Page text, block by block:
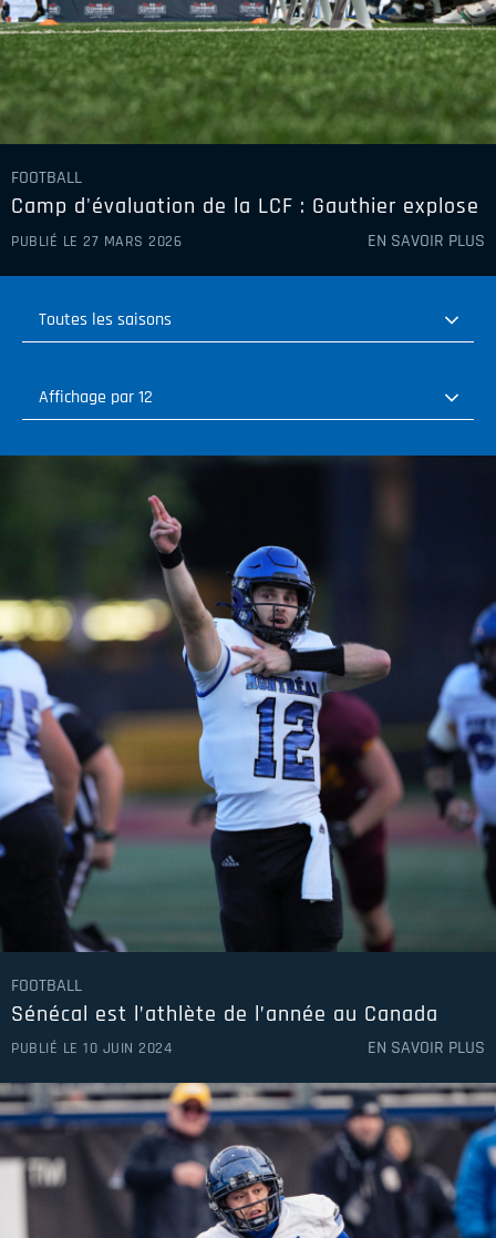
FOOTBALL
Camp d'évaluation de la LCF : Gauthier explose
PUBLIÉ LE 27 MARS 2026 EN SAVOIR PLUS
Toutes les saisons
2026-2027
2025-2026
2022-2023
2021-2022
2020-2021
2019-2020
2018-2019
2017-2018
2016-2017
2015-2016
2013-2014
2012-2013
2011-2012
2010-2011
Affichage par 12
Affichage par 24
Affichage par 36
FOOTBALL
Sénécal est l’athlète de l’année au Canada
PUBLIÉ LE 10 JUIN 2024 EN SAVOIR PLUS